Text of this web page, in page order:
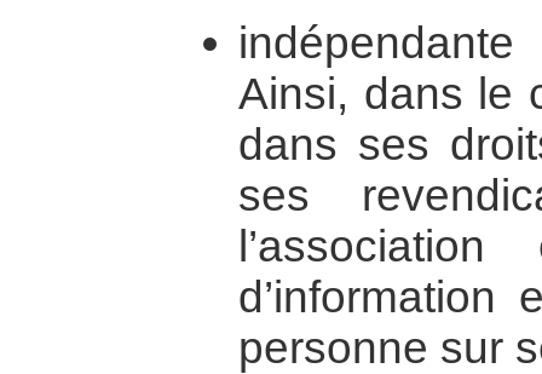
Ainsi, dans le
dans ses
ses
personne sur